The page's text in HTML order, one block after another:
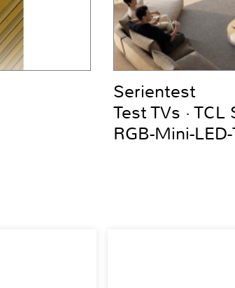
Serientest
Test TVs ·
RGB-Mini-